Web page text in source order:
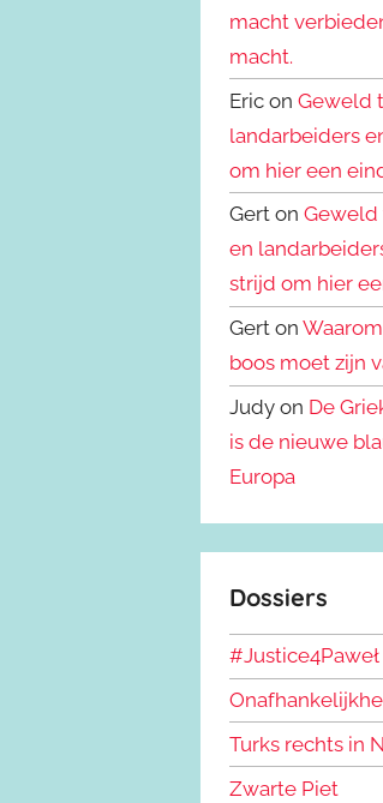
macht
macht.
Eric onGeweld
landarbeiders
om hier een
Gert onGeweld
en
strijd om hier
Gert on
boos moet zijn
Judy on De
is de nieuwe
Europa
Dossiers
#Justice4Paweł
Turks rechts in
Zwarte Piet